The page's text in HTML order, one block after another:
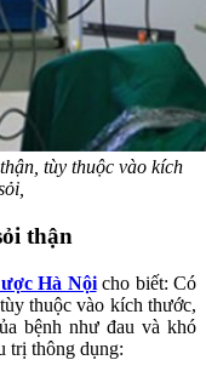
tùy thuộc vào kích
thận
Hà Nộicho biết: Có
thuộc vào kích thước,
bệnh như đau và khó
trị thông dụng: